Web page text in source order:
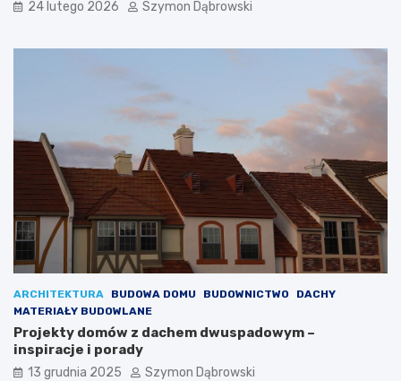
z
e
s
i
n
p
r
a
c
j
e
a
o
k
r
a
m
b
l
e
,
k
24 lutego 2026 Szymon Dąbrowski
ARCHITEKTURA BUDOWA DOMU BUDOWNICTWO
DACHY
MATERIAŁY BUDOWLANE
Projekty domów z dachem dwuspadowym –
inspiracje i porady
13 grudnia 2025 Szymon Dąbrowski